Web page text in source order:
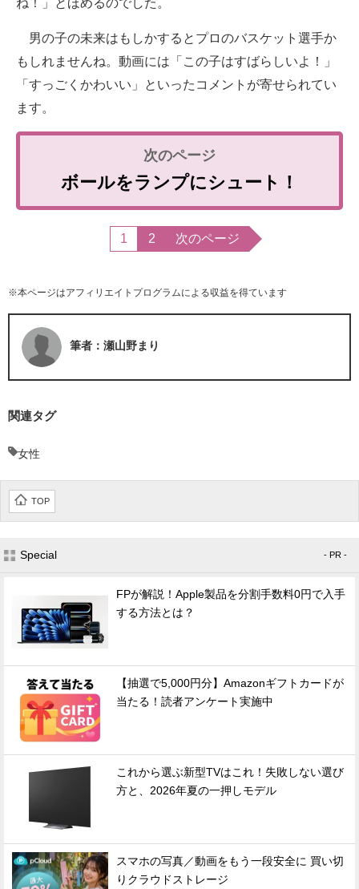
ね！」とほめるのでした。
男の子の未来はもしかするとプロのバスケット選手か
もしれませんね。動画には「この子はすばらしいよ！」
「すっごくかわいい」といったコメントが寄せられてい
ます。
ボールをランプにシュート！
1 2 次のページ
※本ページはアフィリエイトプログラムによる収益を得ています
筆者：瀬山野まり
関連タグ
女性
TOP
Special - PR -
FPが解説！Apple製品を分割手数料0円で入手
する方法とは？
【抽選で5,000円分】Amazonギフトカードが
当たる！読者アンケート実施中
これから選ぶ新型TVはこれ！失敗しない選び
方と、2026年夏の一押しモデル
スマホの写真／動画をもう一段安全に 買い切
りクラウドストレージ